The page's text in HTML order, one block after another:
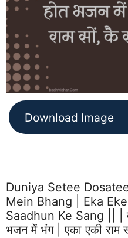
Download Image
Duniya Setee
Mein Bhang | Eka
Saadhun Ke Sang || |
भजन में भंग | एका एकी राम